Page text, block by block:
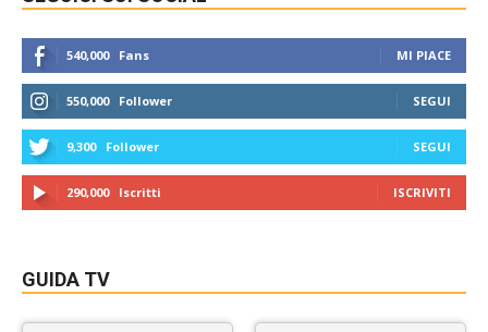
540,000 Fans MI PIACE
550,000 Follower SEGUI
9,300 Follower SEGUI
290,000 Iscritti ISCRIVITI
GUIDA TV